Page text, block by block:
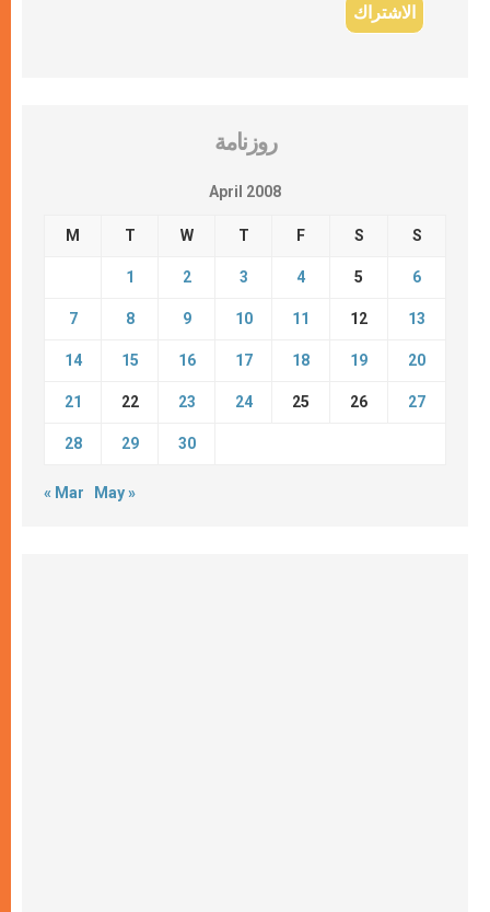
روزنامة
April 2008
M T W T F S S
1 2 3 4 5 6
7 8 9 10 11 12 13
14 15 16 17 18 19 20
21 22 23 24 25 26 27
28 29 30
« Mar May »